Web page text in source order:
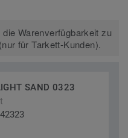
die Warenverfügbarkeit zu
für Tarkett-Kunden).
SAND 0323